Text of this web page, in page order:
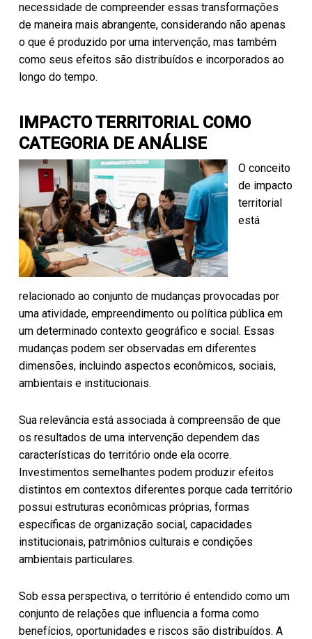
necessidade de compreender essas transformações
de maneira mais abrangente, considerando não apenas
o que é produzido por uma intervenção, mas também
como seus efeitos são distribuídos e incorporados ao
longo do tempo.
IMPACTO TERRITORIAL COMO
CATEGORIA DE ANÁLISE
O conceito
de impacto
territorial
está
relacionado ao conjunto de mudanças provocadas por
uma atividade, empreendimento ou política pública em
um determinado contexto geográfico e social. Essas
mudanças podem ser observadas em diferentes
dimensões, incluindo aspectos econômicos, sociais,
ambientais e institucionais.
Sua relevância está associada à compreensão de que
os resultados de uma intervenção dependem das
características do território onde ela ocorre.
Investimentos semelhantes podem produzir efeitos
distintos em contextos diferentes porque cada território
possui estruturas econômicas próprias, formas
específicas de organização social, capacidades
institucionais, patrimônios culturais e condições
ambientais particulares.
Sob essa perspectiva, o território é entendido como um
conjunto de relações que influencia a forma como
benefícios, oportunidades e riscos são distribuídos. A